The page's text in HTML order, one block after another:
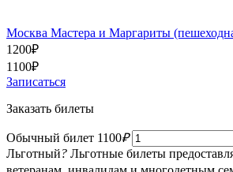
Москва Мастера и Маргариты
1200₽
1100₽
Записаться
Заказать билеты
Обычный билет 1100₽
Льготный? Льготные билеты